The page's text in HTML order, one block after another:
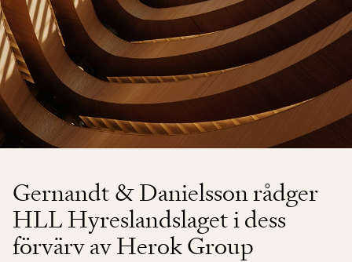
Gernandt & Danielsson rådger
HLL Hyreslandslaget i dess
förvärv av Herok Group